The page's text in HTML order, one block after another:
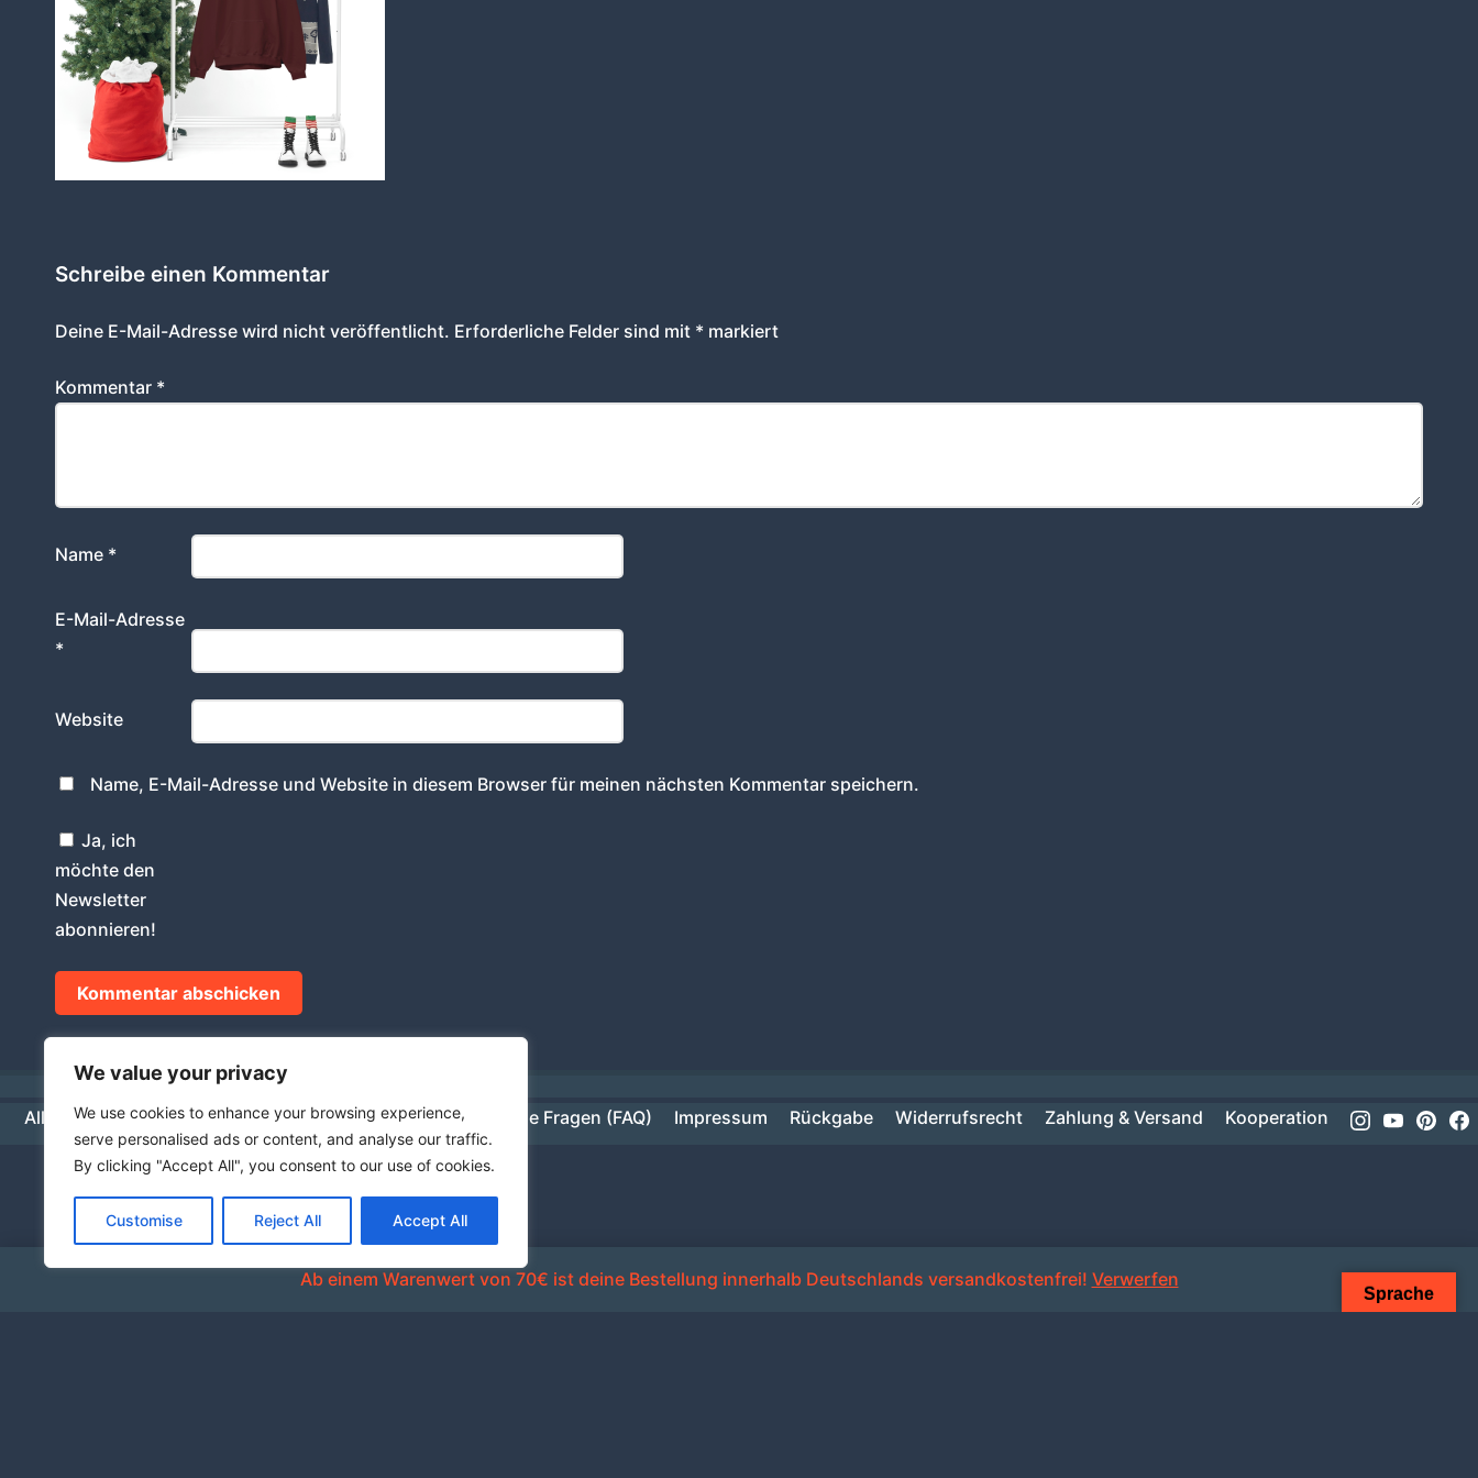
We value your privacy
We use cookies to enhance your browsing experience,
serve personalised ads or content, and analyse our traffic.
By clicking "Accept All", you consent to our use of cookies.
Customise Reject All Accept All
Ab einem Warenwert von 70€ ist deine Bestellung innerhalb Deutschlands versandkostenfrei! Verwerfen
Schreibe einen Kommentar
Deine E-Mail-Adresse wird nicht veröffentlicht. Erforderliche Felder sind mit * markiert
Kommentar *
Name *
E-Mail-Adresse
*
Website
Name, E-Mail-Adresse und Website in diesem Browser für meinen nächsten Kommentar speichern.
Ja, ich
möchte den
Newsletter
abonnieren!
Allgemeine Geschäftsbedingungen Datenschutz Häufige Fragen (FAQ) Impressum Rückgabe Widerrufsrecht Zahlung & Versand Kooperation Instagram
Youtube
Sprache